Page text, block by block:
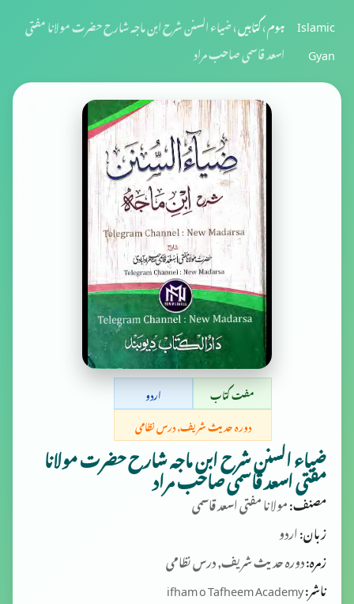
Islamic
Gyan
ہوم›کتابیں›ضیاء السنن شرح ابن ماجه شارح حضرت مولانا مفتی
اسعد قاسمی صاحب مراد
مفت کتاب
اردو
دورہ حدیث شریف, درس نظامی
ضیاء السنن شرح ابن ماجه شارح حضرت مولانا
مفتی اسعد قاسمی صاحب مراد
مصنف:مولانا مفتی اسعد قاسمی
زبان:اردو
زمرہ:دورہ حدیث شریف, درس نظامی
ناشر:ifham o Tafheem Academy